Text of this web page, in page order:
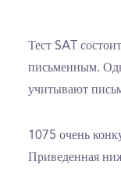
Тест SAT
письменным.
учитывают
1075 очень
Приведенная